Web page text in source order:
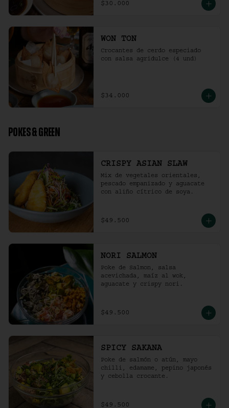
$30.000
WON TON
Crocantes de cerdo especiado
con salsa agridulce (4 und)
$34.000
POKES & GREEN
CRISPY ASIAN SLAW
Mix de vegetales orientales,
pescado empanizado y aguacate
con aliño cítrico de soya.
$49.500
NORI SALMON
Poke de Salmon, salsa
acevichada, maíz al wok,
aguacate y crispy nori.
$49.500
SPICY SAKANA
Poke de salmón o atún, mayo
chilli, edamame, pepino japonés
y cebolla crocante.
$49.500